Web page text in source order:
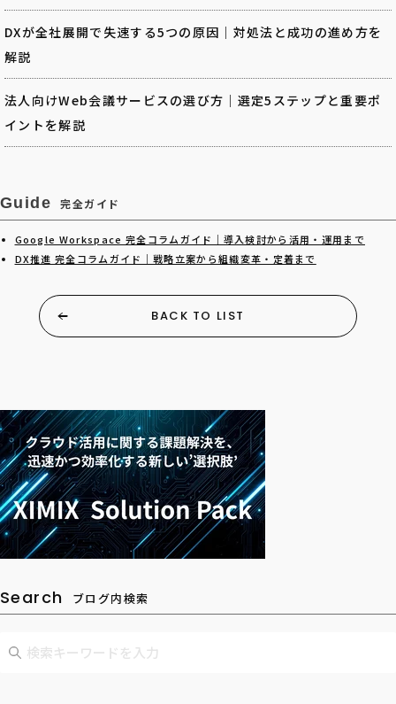
DXが全社展開で失速する5つの原因｜対処法と成功の進め方を
解説
法人向けWeb会議サービスの選び方｜選定5ステップと重要ポ
イントを解説
Guide 完全ガイド
Google Workspace 完全コラムガイド｜導入検討から活用・運用まで
DX推進 完全コラムガイド｜戦略立案から組織変革・定着まで
BACK TO LIST
Search ブログ内検索